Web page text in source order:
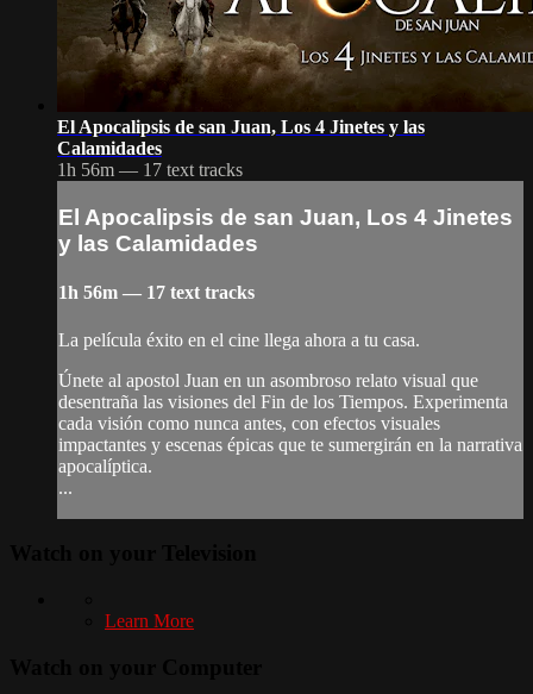
El Apocalipsis de san Juan, Los 4 Jinetes y las
Calamidades
1h 56m — 17 text tracks
El Apocalipsis de san Juan, Los 4 Jinetes
y las Calamidades
1h 56m — 17 text tracks
La película éxito en el cine llega ahora a tu casa.
Únete al apostol Juan en un asombroso relato visual que
desentraña las visiones del Fin de los Tiempos. Experimenta
cada visión como nunca antes, con efectos visuales
impactantes y escenas épicas que te sumergirán en la narrativa
apocalíptica.
...
Learn More